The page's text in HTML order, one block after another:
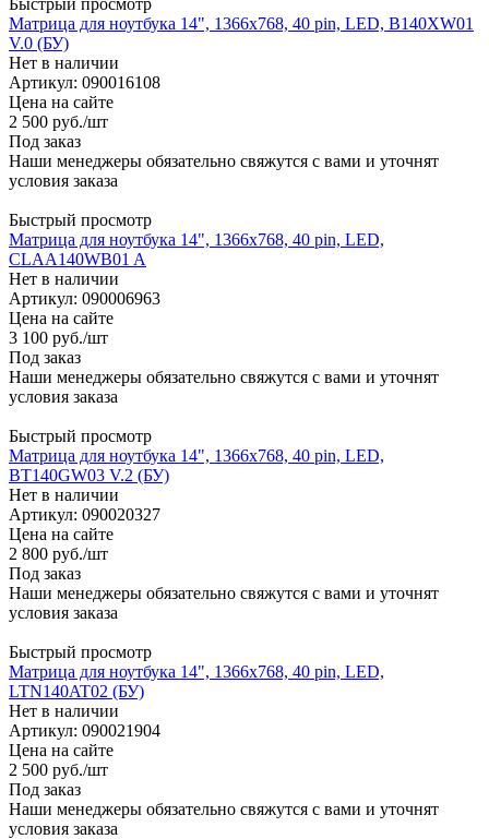
Матрица для ноутбука 14", 1366x768, 40 pin, LED, B140XW01
V.0 (БУ)
Нет в наличии
Артикул: 090016108
Цена на сайте
2 500 руб./шт
Под заказ
Наши менеджеры обязательно свяжутся с вами и уточнят
условия заказа
Быстрый просмотр
Матрица для ноутбука 14", 1366x768, 40 pin, LED,
CLAA140WB01 A
Нет в наличии
Артикул: 090006963
Цена на сайте
3 100 руб./шт
Под заказ
Наши менеджеры обязательно свяжутся с вами и уточнят
условия заказа
Быстрый просмотр
Матрица для ноутбука 14", 1366x768, 40 pin, LED,
BT140GW03 V.2 (БУ)
Нет в наличии
Артикул: 090020327
Цена на сайте
2 800 руб./шт
Под заказ
Наши менеджеры обязательно свяжутся с вами и уточнят
условия заказа
Быстрый просмотр
Матрица для ноутбука 14", 1366x768, 40 pin, LED,
LTN140AT02 (БУ)
Нет в наличии
Артикул: 090021904
Цена на сайте
2 500 руб./шт
Под заказ
Наши менеджеры обязательно свяжутся с вами и уточнят
условия заказа